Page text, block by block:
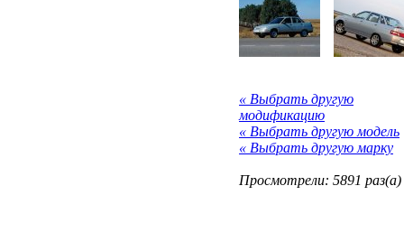
« Выбрать другую
модификацию
« Выбрать другую модель
« Выбрать другую марку
Просмотрели: 5891 раз(а)